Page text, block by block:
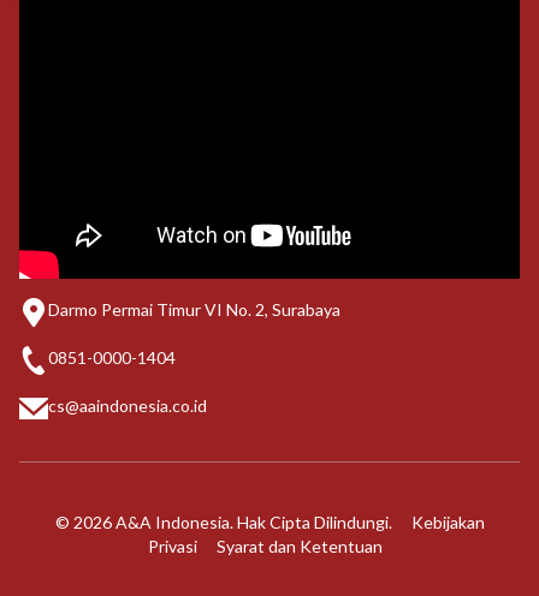
Darmo Permai Timur VI No. 2, Surabaya
0851-0000-1404
cs@aaindonesia.co.id
© 2026 A&A Indonesia. Hak Cipta Dilindungi.
Kebijakan
Privasi
Syarat dan Ketentuan